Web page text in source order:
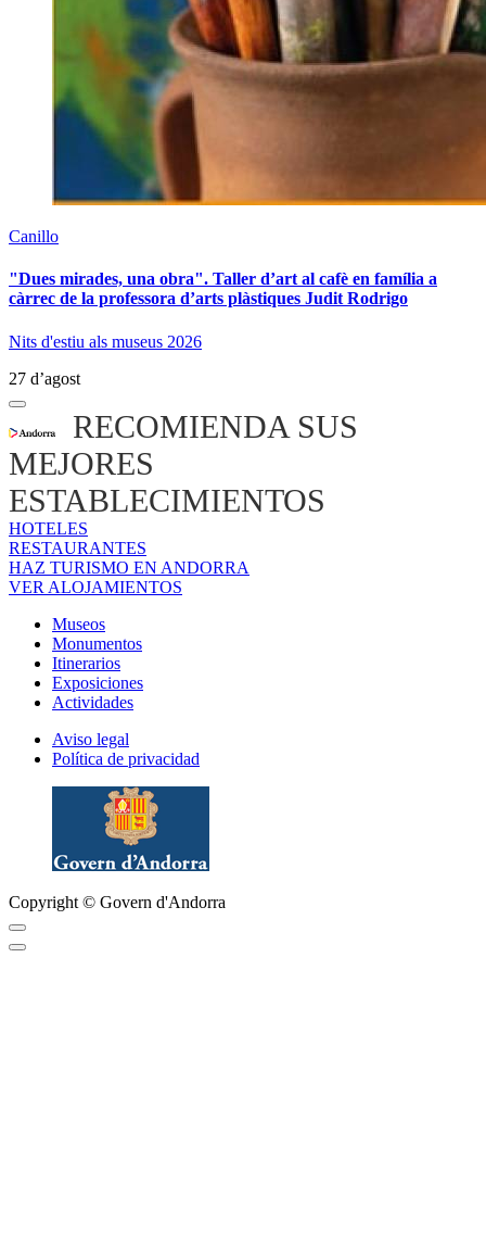
Canillo
"Dues mirades, una obra". Taller d’art al cafè en família a
càrrec de la professora d’arts plàstiques Judit Rodrigo
Nits d'estiu als museus 2026
27 d’agost
RECOMIENDA SUS
MEJORES
ESTABLECIMIENTOS
HOTELES
RESTAURANTES
HAZ TURISMO EN ANDORRA
VER ALOJAMIENTOS
Museos
Monumentos
Itinerarios
Exposiciones
Actividades
Aviso legal
Política de privacidad
Copyright © Govern d'Andorra